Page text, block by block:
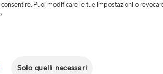
Puoi modificare le tue impostazioni o
Solo quelli necessari